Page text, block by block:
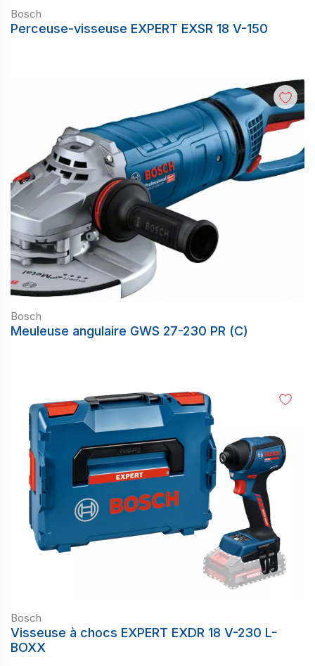
Bosch
Perceuse-visseuse EXPERT EXSR 18 V-150
Bosch
Meuleuse angulaire GWS 27-230 PR (C)
Bosch
Visseuse à chocs EXPERT EXDR 18 V-230 L-
BOXX